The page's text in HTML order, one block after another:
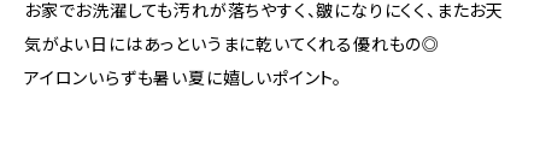
お家でお洗濯しても汚れが落ちやすく、皺になりにくく、またお天
気がよい日にはあっというまに乾いてくれる優れもの◎
アイロンいらずも暑い夏に嬉しいポイント。